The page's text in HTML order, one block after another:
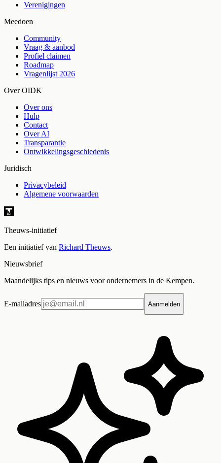
Verenigingen
Meedoen
Community
Vraag & aanbod
Profiel claimen
Roadmap
Vragenlijst 2026
Over OIDK
Over ons
Hulp
Contact
Over AI
Transparantie
Ontwikkelingsgeschiedenis
Juridisch
Privacybeleid
Algemene voorwaarden
Theuws-initiatief
Een initiatief van Richard Theuws.
Nieuwsbrief
Maandelijks tips en nieuws voor ondernemers in de Kempen.
E-mailadres Aanmelden